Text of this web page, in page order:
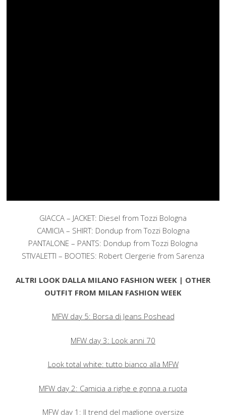
GIACCA – JACKET: Diesel from Tozzi Bologna
CAMICIA – SHIRT: Dondup from Tozzi Bologna
PANTALONE – PANTS: Dondup from Tozzi Bologna
STIVALETTI – BOOTIES: Robert Clergerie from Sarenza
ALTRI LOOK DALLA MILANO FASHION WEEK | OTHER
OUTFIT FROM MILAN FASHION WEEK
MFW day 5: Borsa di Jeans Poshead
MFW day 3: Look anni 70
Look total white: tutto bianco alla MFW
MFW day 2: Camicia a righe e gonna a ruota
MFW day 1: Il trend del maglione oversize